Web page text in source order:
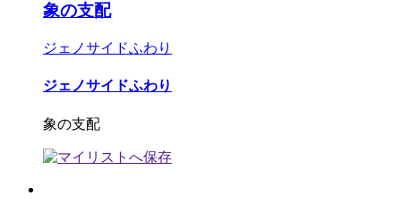
象の支配
ジェノサイドふわり
ジェノサイドふわり
象の支配